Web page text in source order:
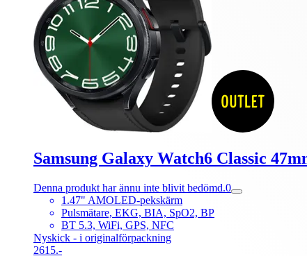
Samsung Galaxy Watch6 Classic
Denna produkt har ännu inte blivit bedömd.0
1.47" AMOLED-pekskärm
Pulsmätare, EKG, BIA, SpO2, BP
BT 5.3, WiFi, GPS, NFC
Nyskick - i originalförpackning
2615.-